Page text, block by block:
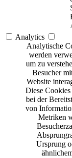
Analytics
Analytische
werden
um zu
Besucher
Website
Diese
bei der
von
Metriken
Ursprung